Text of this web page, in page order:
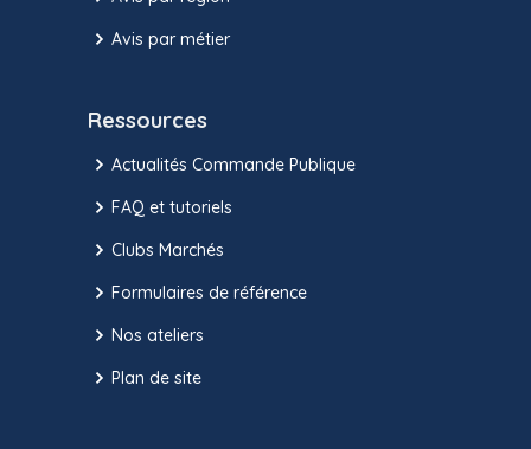
Avis par métier
Ressources
Actualités Commande Publique
FAQ et tutoriels
Clubs Marchés
Formulaires de référence
Nos ateliers
Plan de site